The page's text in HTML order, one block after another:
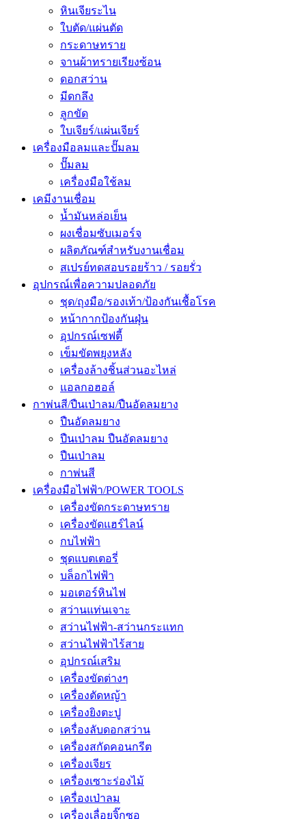
หินเจียระไน
ใบตัด/แผ่นตัด
กระดาษทราย
จานผ้าทรายเรียงซ้อน
ดอกสว่าน
มีดกลึง
ลูกขัด
ใบเจียร์/แผ่นเจียร์
เครื่องมือลมและปั๊มลม
ปั๊มลม
เครื่องมือใช้ลม
เคมีงานเชื่อม
น้ำมันหล่อเย็น
ผงเชื่อมซับเมอร์จ
ผลิตภัณฑ์สำหรับงานเชื่อม
สเปรย์ทดสอบรอยร้าว / รอยรั่ว
อุปกรณ์เพื่อความปลอดภัย
ชุด/ถุงมือ/รองเท้า/ป้องกันเชื้อโรค
หน้ากากป้องกันฝุ่น
อุปกรณ์เซฟตี้
เข็มขัดพยุงหลัง
เครื่องล้างชิ้นส่วนอะไหล่
แอลกอฮอล์
กาพ่นสี/ปืนเป่าลม/ปืนอัดลมยาง
ปืนอัดลมยาง
ปืนเป่าลม ปืนอัดลมยาง
ปืนเป่าลม
กาพ่นสี
เครื่องมือไฟฟ้า/POWER TOOLS
เครื่องขัดกระดาษทราย
เครื่องขัดแฮร์ไลน์
กบไฟฟ้า
ชุดแบตเตอรี่
บล็อกไฟฟ้า
มอเตอร์หินไฟ
สว่านแท่นเจาะ
สว่านไฟฟ้า-สว่านกระแทก
สว่านไฟฟ้าไร้สาย
อุปกรณ์เสริม
เครื่องขัดต่างๆ
เครื่องตัดหญ้า
เครื่องยิงตะปู
เครื่องลับดอกสว่าน
เครื่องสกัดคอนกรีต
เครื่องเจียร
เครื่องเซาะร่องไม้
เครื่องเป่าลม
เครื่องเลื่อยจิ๊กซอ